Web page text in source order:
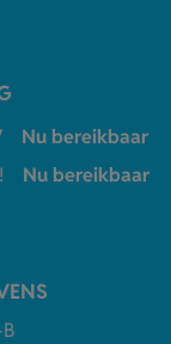
Nu bereikbaar
Nu bereikbaar